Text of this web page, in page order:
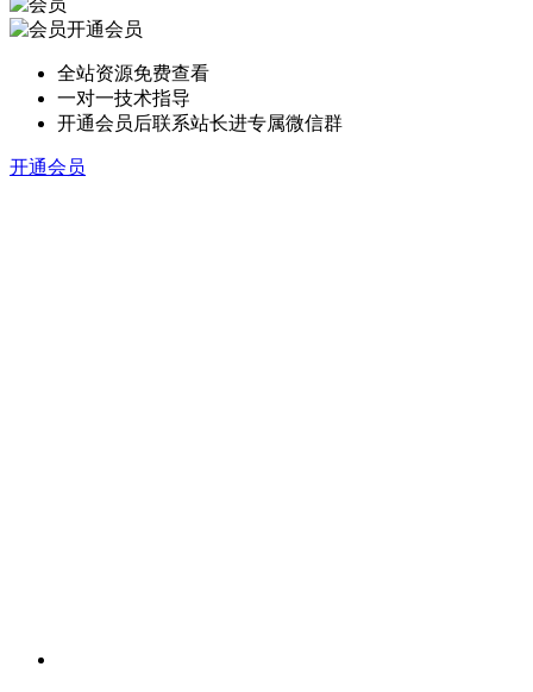
开通会员
全站资源免费查看
一对一技术指导
开通会员后联系站长进专属微信群
开通会员